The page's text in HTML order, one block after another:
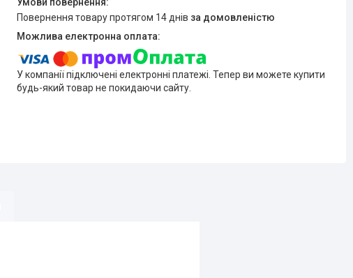
повернення товару протягом 14 днів за домовленістю
У компанії підключені електронні платежі. Тепер ви можете купити
будь-який товар не покидаючи сайту.